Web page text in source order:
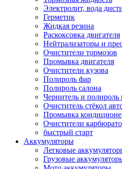
Электролит, вода
Герметик
Жидкая резина
Раскоксовка двигателя
Нейтрализаторы и
Очистители тормозов
Промывка двигателя
Очистители кузова
Полироль фар
Полироль салона
Чернитель и
Очиститель стёкол
Промывка
Очистители
быстрый старт
Аккумуляторы
Легковые
Грузовые